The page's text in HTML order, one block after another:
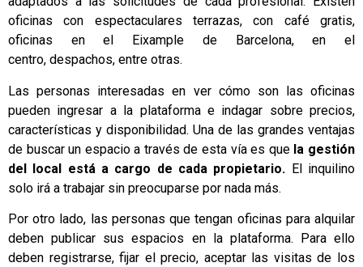
oficinas con espectaculares terrazas, con café gratis,
oficinas en el Eixample de Barcelona, en el
centro, despachos, entre otras.
Las personas interesadas en ver cómo son las oficinas
pueden ingresar a la plataforma e indagar sobre precios,
características y disponibilidad. Una de las grandes ventajas
de buscar un espacio a través de esta vía es que la gestión
del local está a cargo de cada propietario. El inquilino
solo irá a trabajar sin preocuparse por nada más.
Por otro lado, las personas que tengan oficinas para alquilar
deben publicar sus espacios en la plataforma. Para ello
deben registrarse, fijar el precio, aceptar las visitas de los